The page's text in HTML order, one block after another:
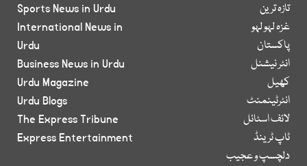
تازہ ترین
غزہ لہو لہو
پاکستان
انٹر نیشنل
کھیل
انٹرٹینمنٹ
لائف اسٹائل
ٹاپ ٹرینڈ
دلچسپ و عجیب
Sports News in Urdu
International News in
Urdu
Business News in Urdu
Urdu Magazine
Urdu Blogs
The Express Tribune
Express Entertainment